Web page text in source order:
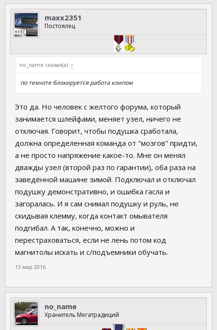
maxx2351
Постоялец
no_name сказал(а): ↑
по техноте блокируется работа клипом
Это да. Но человек с желтого форума, который
занимается шлейфами, меняет узел, ничего не
отключая. Говорит, чтобы подушка сработала,
должна определенная команда от "мозгов" придти,
а не просто напряжение какое-то. Мне он менял
дважды узел (второй раз по гарантии), оба раза на
заведённой машине зимой. Подключал и отключал
подушку демонстративно, и ошибка гасла и
загоралась. И я сам снимал подушку и руль, не
скидывая клемму, когда контакт омывателя
подгибал. А так, конечно, можно и
перестраховаться, если не лень потом код
магнитолы искать и с/подъемники обучать.
13 мар 2016
no_name
Хранитель Мегатрадиций